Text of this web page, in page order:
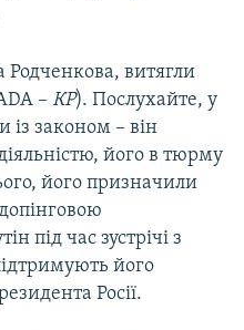
витягли
– КР). Послухайте, у
законом – він
його в тюрму
його призначили
під час зустрічі з
його
Росії.